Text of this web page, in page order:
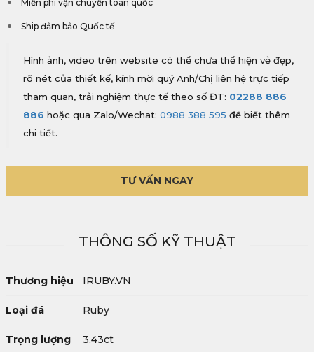
Miễn phí vận chuyển toàn quốc
Ship đảm bảo Quốc tế
Hình ảnh, video trên website có thể chưa thể hiện vẻ đẹp,
rõ nét của thiết kế, kính mời quý Anh/Chị liên hệ trực tiếp
tham quan, trải nghiệm thực tế theo số ĐT: 02288 886
886 hoặc qua Zalo/Wechat: 0988 388 595 để biết thêm
chi tiết.
TƯ VẤN NGAY
THÔNG SỐ KỸ THUẬT
Thương hiệu IRUBY.VN
Loại đá Ruby
Trọng lượng 3,43ct